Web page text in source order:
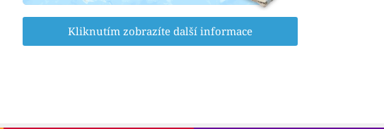
Kliknutím zobrazíte další informace